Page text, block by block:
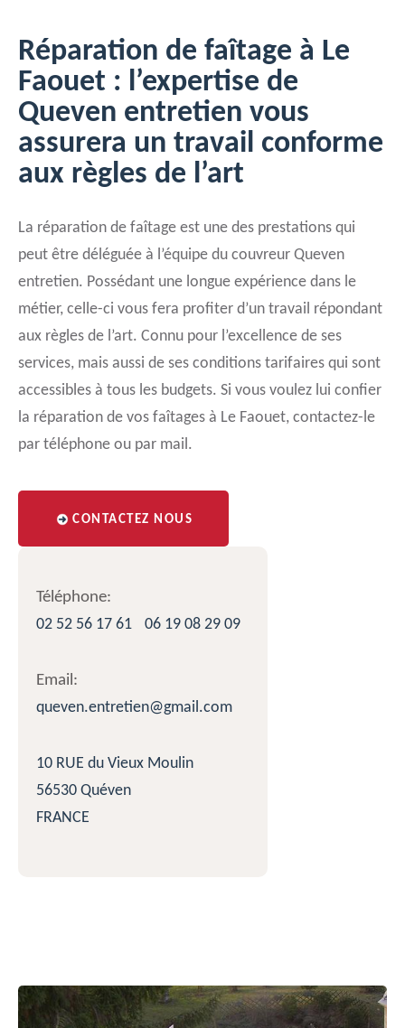
Réparation de faîtage à Le
Faouet : l’expertise de
Queven entretien vous
assurera un travail conforme
aux règles de l’art
La réparation de faîtage est une des prestations qui
peut être déléguée à l’équipe du couvreur Queven
entretien. Possédant une longue expérience dans le
métier, celle-ci vous fera profiter d’un travail répondant
aux règles de l’art. Connu pour l’excellence de ses
services, mais aussi de ses conditions tarifaires qui sont
accessibles à tous les budgets. Si vous voulez lui confier
la réparation de vos faîtages à Le Faouet, contactez-le
par téléphone ou par mail.
CONTACTEZ NOUS
Téléphone:
02 52 56 17 61
06 19 08 29 09
Email:
queven.entretien@gmail.com
10 RUE du Vieux Moulin
56530 Quéven
FRANCE